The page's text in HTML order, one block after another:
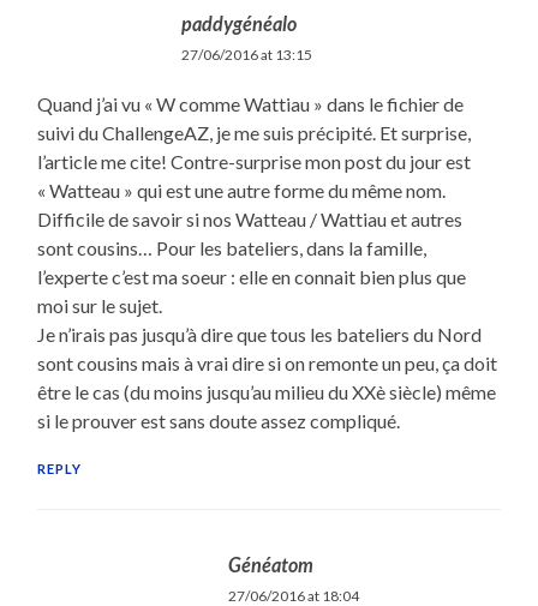
paddygénéalo
27/06/2016 at 13:15
Quand j’ai vu « W comme Wattiau » dans le fichier de
suivi du ChallengeAZ, je me suis précipité. Et surprise,
l’article me cite! Contre-surprise mon post du jour est
« Watteau » qui est une autre forme du même nom.
Difficile de savoir si nos Watteau / Wattiau et autres
sont cousins… Pour les bateliers, dans la famille,
l’experte c’est ma soeur : elle en connait bien plus que
moi sur le sujet.
Je n’irais pas jusqu’à dire que tous les bateliers du Nord
sont cousins mais à vrai dire si on remonte un peu, ça doit
être le cas (du moins jusqu’au milieu du XXè siècle) même
si le prouver est sans doute assez compliqué.
REPLY
Généatom
27/06/2016 at 18:04